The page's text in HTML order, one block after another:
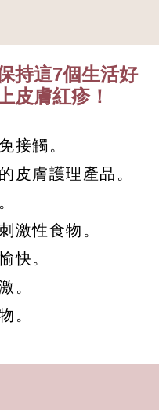
持這7個生活好
皮膚紅疹！
接觸。
皮膚護理產品。
激性食物。
快。
。
。